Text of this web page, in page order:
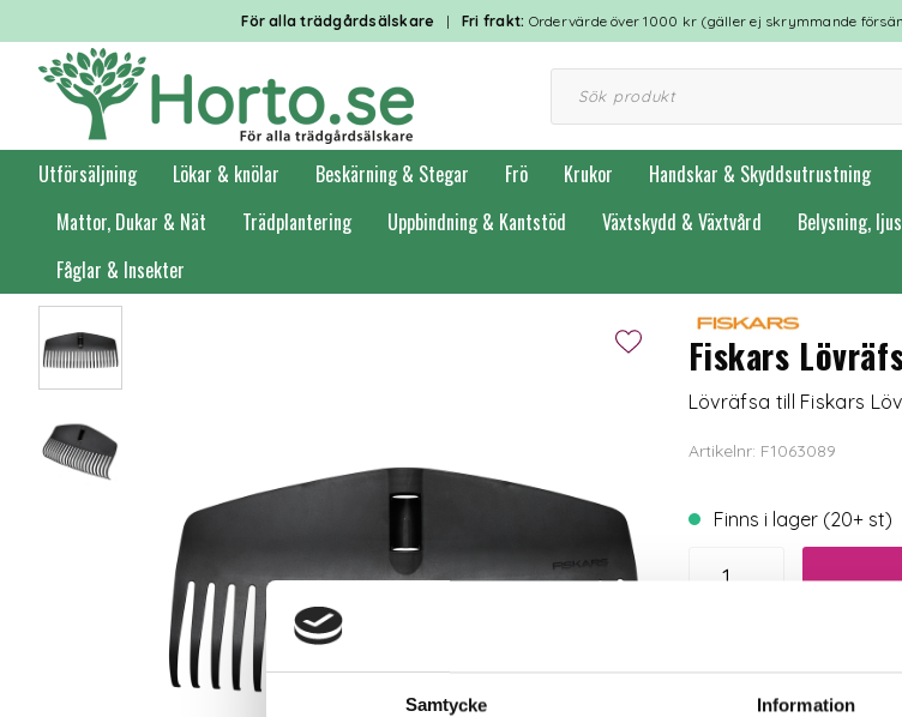
Samtycke Information
För alla trädgårdsälskare | Fri frakt: Ordervärde över 1000 kr (gäller ej skrymmande
Utförsäljning Lökar & knölar Beskärning & Stegar Frö Krukor Handskar & Skyddsutrustning
Mattor, Dukar & Nät
Trädplantering Uppbindning & Kantstöd Växtskydd & Växtvård Belysning,
Fåglar & Insekter
Förstasidan Trädgårdsredskap
Fiskars
Lövräfsa till Fiskars
Artikelnr: F1063089
Finns i lager (20+ st)